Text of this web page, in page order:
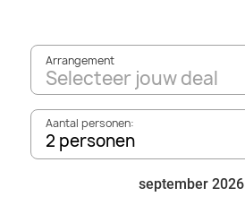
Arrangement
Selecteer jouw deal
Aantal personen:
2 personen
september 2026